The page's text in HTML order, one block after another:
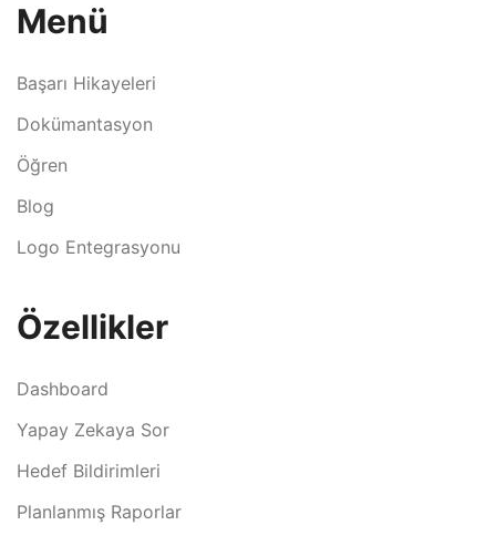
Menü
Başarı Hikayeleri
Dokümantasyon
Öğren
Blog
Logo Entegrasyonu
Özellikler
Dashboard
Yapay Zekaya Sor
Hedef Bildirimleri
Planlanmış Raporlar